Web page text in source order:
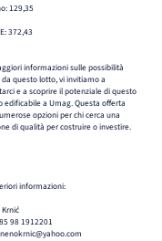
129,35
372,43
informazioni sulle possibilità
questo lotto, vi invitiamo a
e a scoprire il potenziale di questo
edificabile a Umag. Questa offerta
opzioni per chi cerca una
di qualità per costruire o investire.
informazioni:
98 1912201